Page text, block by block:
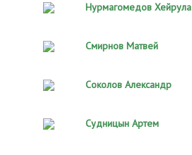
Нурмагомедов Хейрула
Смирнов Матвей
Соколов Александр
Судницын Артем